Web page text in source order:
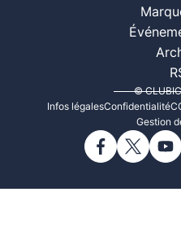
©
Infos légalesConfidentialité
Gestion